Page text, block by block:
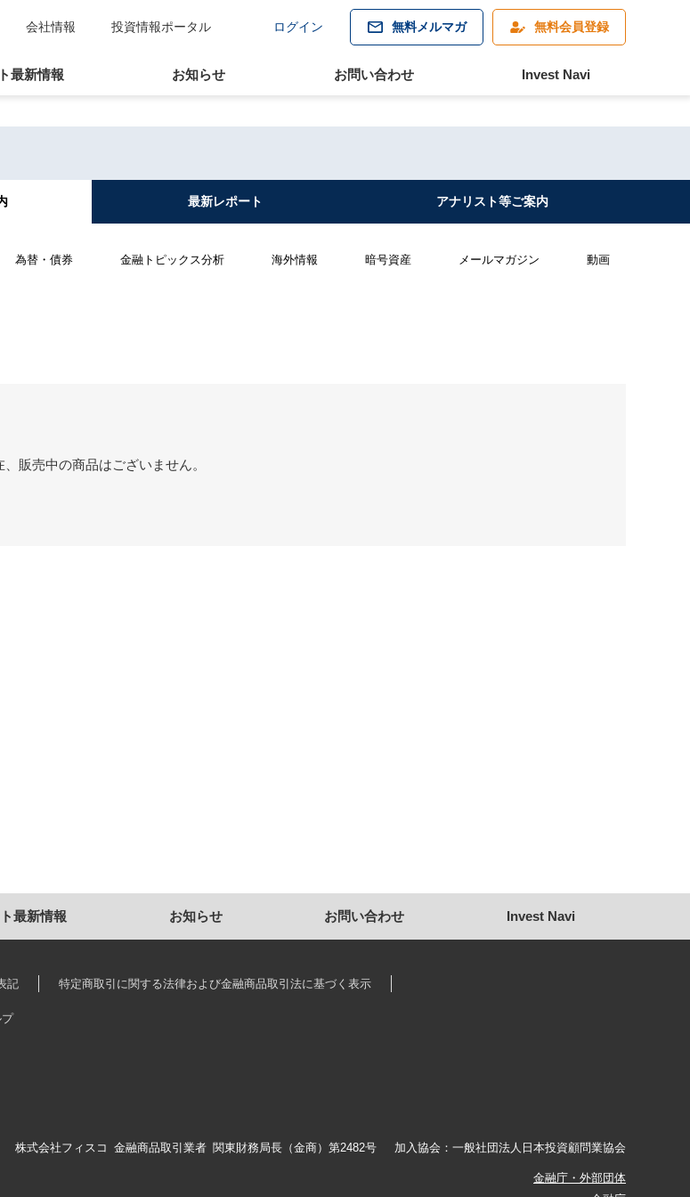
会社情報 投資情報ポータル ログイン 無料メルマガ 無料会員登録
最新情報 お知らせ お問い合わせ Invest Navi
為替・債券 金融トピックス分析 海外情報 暗号資産 メールマガジン 動画
最新レポート アナリスト等ご案内
、販売中の商品はございません。
最新情報 お知らせ お問い合わせ Invest Navi
記 特定商取引に関する法律および金融商品取引法に基づく表示
株式会社フィスコ 金融商品取引業者 関東財務局長（金商）第2482号 加入協会： 一般社団法人日本投資顧問業協会
金融庁・外部団体